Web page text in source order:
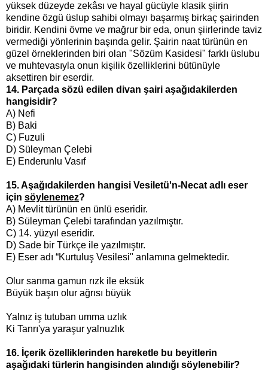
yüksek düzeyde zekâsı ve hayal gücüyle klasik şiirin
kendine özgü üslup sahibi olmayı başarmış birkaç şairinden
biridir. Kendini övme ve mağrur bir eda, onun şiirlerinde taviz
vermediği yönlerinin başında gelir. Şairin naat türünün en
güzel örneklerinden biri olan "Sözüm Kasidesi" farklı üslubu
ve muhtevasıyla onun kişilik özelliklerini bütünüyle
aksettiren bir eserdir.
14. Parçada sözü edilen divan şairi aşağıdakilerden
hangisidir?
A) Nefi
B) Baki
C) Fuzuli
D) Süleyman Çelebi
E) Enderunlu Vasıf
15. Aşağıdakilerden hangisi Vesiletü'n-Necat adlı eser
için söylenemez?
A) Mevlit türünün en ünlü eseridir.
B) Süleyman Çelebi tarafından yazılmıştır.
C) 14. yüzyıl eseridir.
D) Sade bir Türkçe ile yazılmıştır.
E) Eser adı “Kurtuluş Vesilesi" anlamına gelmektedir.
Olur sanma gamun rızk ile eksük
Büyük başın olur ağrısı büyük
Yalnız iş tutuban umma uzlık
Ki Tanrı'ya yaraşur yalnuzlık
16. İçerik özelliklerinden hareketle bu beyitlerin
aşağıdaki türlerin hangisinden alındığı söylenebilir?